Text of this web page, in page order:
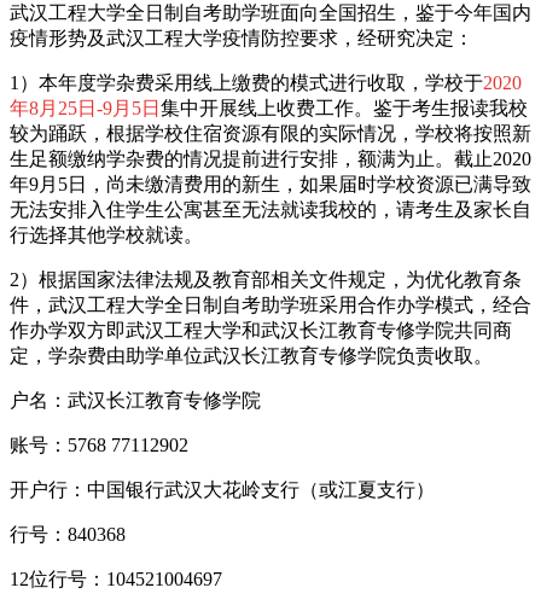
武汉工程大学全日制自考助学班面向全国招生，鉴于今年国内
疫情形势及武汉工程大学疫情防控要求，经研究决定：
1）本年度学杂费采用线上缴费的模式进行收取，学校于2020
年8月25日-9月5日 集中开展线上收费工作。鉴于考生报读我校
较为踊跃，根据学校住宿资源有限的实际情况，学校将按照新
生足额缴纳学杂费的情况提前进行安排，额满为止。截止2020
年9月5日，尚未缴清费用的新生，如果届时学校资源已满导致
无法安排入住学生公寓甚至无法就读我校的，请考生及家长自
行选择其他学校就读。
2）根据国家法律法规及教育部相关文件规定，为优化教育条
件，武汉工程大学全日制自考助学班采用合作办学模式，经合
作办学双方即武汉工程大学和武汉长江教育专修学院共同商
定，学杂费由助学单位武汉长江教育专修学院负责收取。
户名：武汉长江教育专修学院
账号：5768 77112902
开户行：中国银行武汉大花岭支行（或江夏支行）
行号：840368
12位行号：104521004697